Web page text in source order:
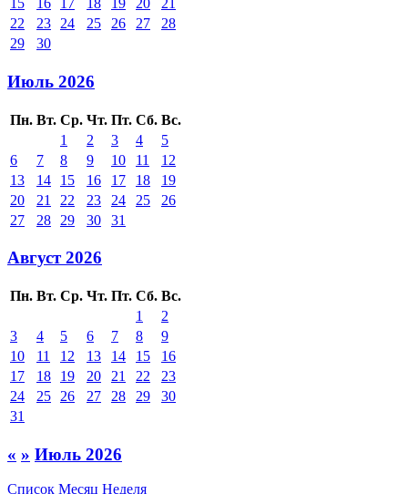
15
16 17 18 19 20
21
22
23 24 25 26 27
28
29
30
Июль 2026
Пн. Вт. Ср. Чт. Пт. Сб. Вс.
1
2 3 4
5
6
7 8 9 10 11
12
13
14 15 16 17 18
19
20
21 22 23 24 25
26
27
28 29 30 31
Август 2026
Пн. Вт. Ср. Чт. Пт. Сб. Вс.
1
2
3
4 5 6 7 8
9
10
11 12 13 14 15
16
17
18 19 20 21 22
23
24
25 26 27 28 29
30
31
« » Июль 2026
Список Месяц Неделя